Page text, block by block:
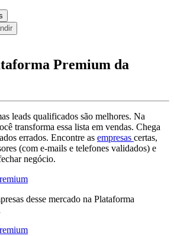
Premium da
leads qualificados são melhores. Na
transforma essa lista em vendas. Chega
errados. Encontre as empresas certas,
(com e-mails e telefones validados) e
negócio.
desse mercado na Plataforma